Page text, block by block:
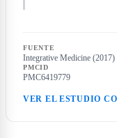
FUENTE
Integrative Medicine (2017)
PMCID
PMC6419779
VER EL ESTUDIO